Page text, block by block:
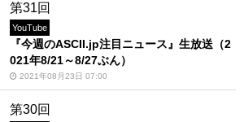
第31回
YouTube
『今週のASCII.jp注目ニュース』生放送（2
021年8/21～8/27ぶん）
2021年08月23日 07:00
第30回